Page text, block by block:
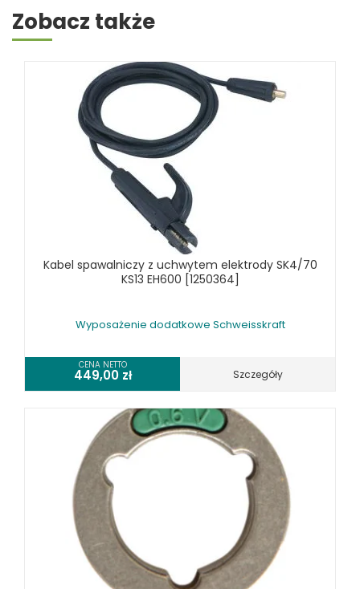
SPAWARKI
STOŁY SPAWALNICZE
SZLIFIERKI DO ELEKTROD
UCHWYTY DO OBROTNIKÓW
WYPOSAŻENIE DODATKOWE SCHWEISSKRAFT
RÓŻNE OKAZJE
KOSZT DOSTAWY
Zobacz także
Kabel spawalniczy z uchwytem elektrody SK4/70
KS13 EH600 [1250364]
Wyposażenie dodatkowe Schweisskraft
CENA NETTO
449,00 zł Szczegóły